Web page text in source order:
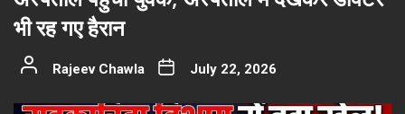
भी रह गए हैरान
Rajeev Chawla July 22, 2026